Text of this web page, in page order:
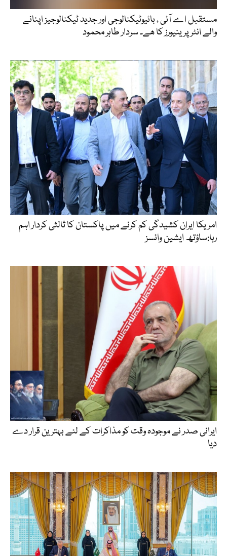
مستقبل اے آئی ، بائیوٹیکنالوجی اور جدید ٹیکنالوجیز اپنانے
والے انٹرپرینیورز کا ھے۔ سردار طاہر محمود
امریکا ایران کشیدگی کم کرنے میں پاکستان کا ثالثی کردار اہم
رہا:ساؤتھ ایشین وائسز
ایرانی صدر نے موجودہ وقت کو مذاکرات کے لئے بہترین قرار دے
دیا